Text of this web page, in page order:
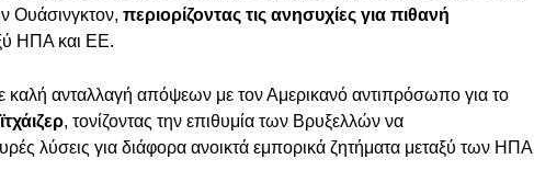
Ουάσινγκτον, περιορίζοντας τις ανησυχίες για πιθανή
ΗΠΑ και ΕΕ.
καλή ανταλλαγή απόψεων με τον Αμερικανό αντιπρόσωπο για το
, τονίζοντας την επιθυμία των Βρυξελλών να
λύσεις για διάφορα ανοικτά εμπορικά ζητήματα μεταξύ των ΗΠΑ